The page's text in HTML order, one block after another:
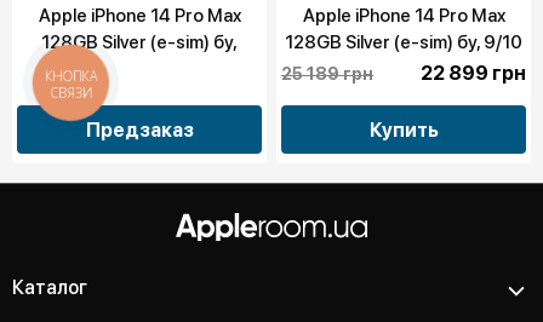
Apple iPhone 14 Pro Max
128GB Silver (e-sim) бу,
Предзаказ
Apple iPhone 14 Pro Max
128GB Silver (e-sim) бу, 9/10
25 189 грн 22 899 грн
Купить
Каталог
КНОПКА
СВЯЗИ